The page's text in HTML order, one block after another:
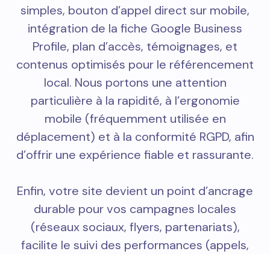
simples, bouton d’appel direct sur mobile,
intégration de la fiche Google Business
Profile, plan d’accès, témoignages, et
contenus optimisés pour le référencement
local. Nous portons une attention
particulière à la rapidité, à l’ergonomie
mobile (fréquemment utilisée en
déplacement) et à la conformité RGPD, afin
d’offrir une expérience fiable et rassurante.
Enfin, votre site devient un point d’ancrage
durable pour vos campagnes locales
(réseaux sociaux, flyers, partenariats),
facilite le suivi des performances (appels,